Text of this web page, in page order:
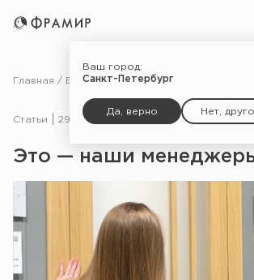
Ваш город:
Санкт-Петербург
Да, верно Нет,
Главная Блог Статьи
Статьи 29.04.25
Это — наши